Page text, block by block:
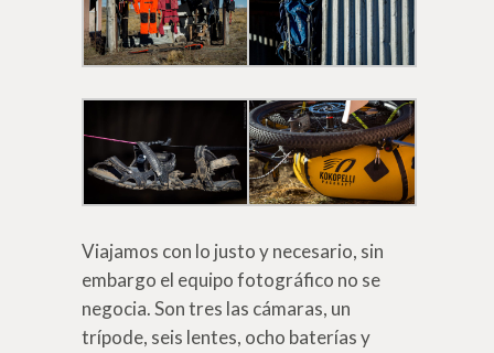
Viajamos con lo justo y necesario, sin
embargo el equipo fotográfico no se
negocia. Son tres las cámaras, un
trípode, seis lentes, ocho baterías y